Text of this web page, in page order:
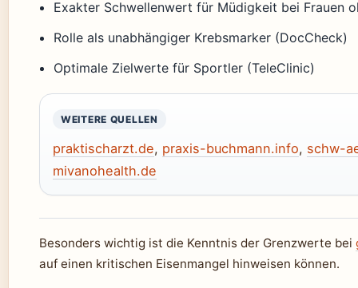
Exakter Schwellenwert für Müdigkeit bei Frauen
Rolle als unabhängiger Krebsmarker (DocCheck)
Optimale Zielwerte für Sportler (TeleClinic)
WEITERE QUELLEN
praktischarzt.de, praxis-buchmann.info, schw-
mivanohealth.de
Besonders wichtig ist die Kenntnis der Grenzwerte bei
auf einen kritischen Eisenmangel hinweisen können.